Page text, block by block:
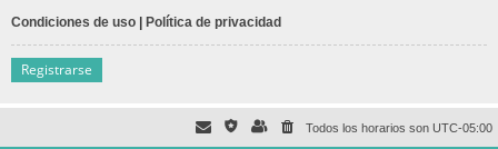
Condiciones de uso | Política de privacidad
Registrarse
Todos los horarios son UTC-05:00